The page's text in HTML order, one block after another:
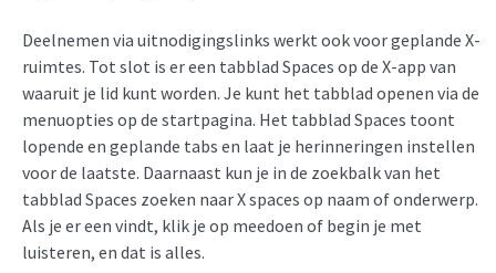
Deelnemen via uitnodigingslinks werkt ook voor geplande X-
ruimtes. Tot slot is er een tabblad Spaces op de X-app van
waaruit je lid kunt worden. Je kunt het tabblad openen via de
menuopties op de startpagina. Het tabblad Spaces toont
lopende en geplande tabs en laat je herinneringen instellen
voor de laatste. Daarnaast kun je in de zoekbalk van het
tabblad Spaces zoeken naar X spaces op naam of onderwerp.
Als je er een vindt, klik je op meedoen of begin je met
luisteren, en dat is alles.